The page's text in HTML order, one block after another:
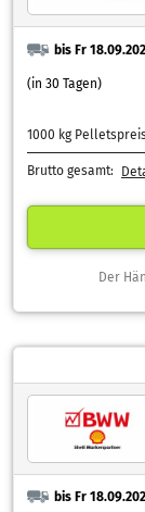
bis Fr
(in 30 Tagen)
1000 kg
Brutto gesamt:
Der
bis Fr